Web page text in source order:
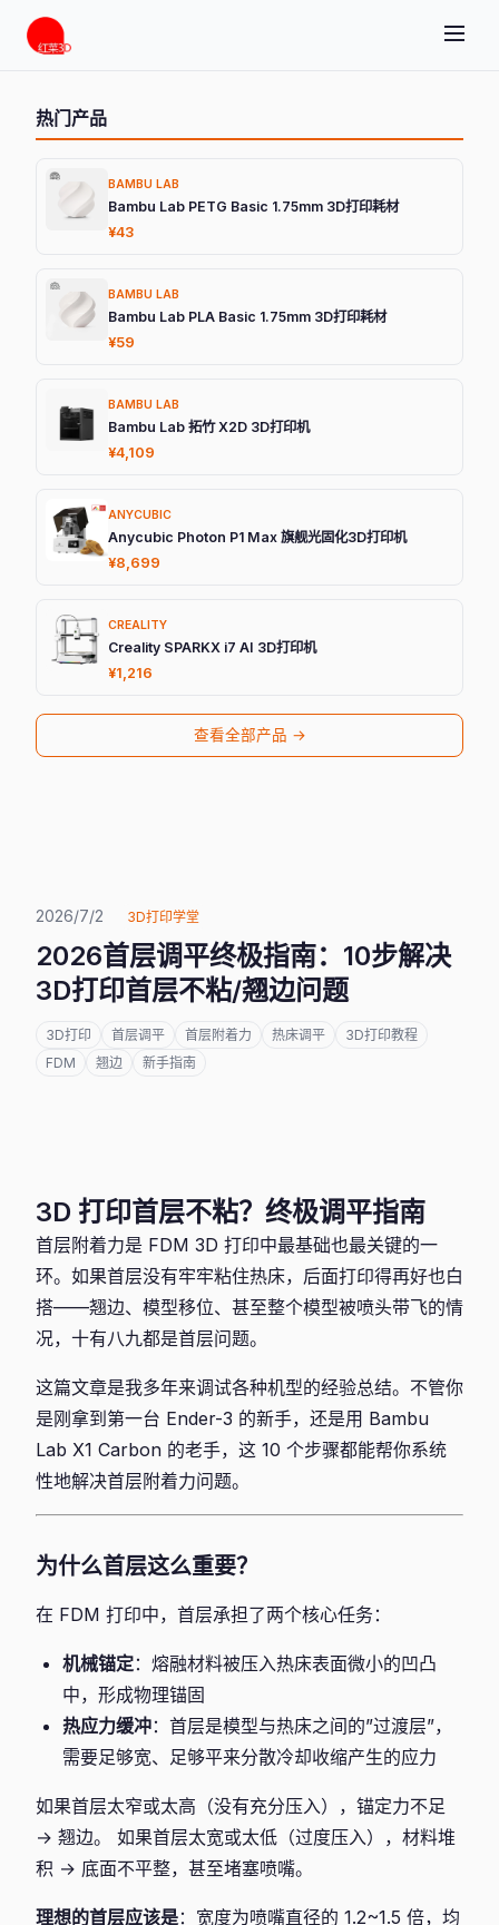
2026/7/2 3D打印学堂
2026首层调平终极指南：10步解决
3D打印首层不粘/翘边问题
3D打印 首层调平 首层附着力 热床调平
3D打印教程
FDM
翘边 新手指南
3D 打印首层不粘？终极调平指南
首层附着力是 FDM 3D 打印中最基础也最关键的一
环。如果首层没有牢牢粘住热床，后面打印得再好也白
搭——翘边、模型移位、甚至整个模型被喷头带飞的情
况，十有八九都是首层问题。
这篇文章是我多年来调试各种机型的经验总结。不管你
是刚拿到第一台 Ender-3 的新手，还是用 Bambu
Lab X1 Carbon 的老手，这 10 个步骤都能帮你系统
性地解决首层附着力问题。
为什么首层这么重要？
在 FDM 打印中，首层承担了两个核心任务：
机械锚定：熔融材料被压入热床表面微小的凹凸
中，形成物理锚固
热应力缓冲：首层是模型与热床之间的”过渡层”，
需要足够宽、足够平来分散冷却收缩产生的应力
如果首层太窄或太高（没有充分压入），锚定力不足
→ 翘边。 如果首层太宽或太低（过度压入），材料堆
积 → 底面不平整，甚至堵塞喷嘴。
理想的首层应该是：宽度为喷嘴直径的 1.2~1.5 倍，均
热门产品
BAMBU LAB
Bambu Lab PETG Basic 1.75mm 3D打印耗材
¥43
BAMBU LAB
Bambu Lab PLA Basic 1.75mm 3D打印耗材
¥59
BAMBU LAB
Bambu Lab 拓竹 X2D 3D打印机
¥4,109
ANYCUBIC
Anycubic Photon P1 Max 旗舰光固化3D打印机
¥8,699
CREALITY
Creality SPARKX i7 AI 3D打印机
¥1,216
查看全部产品 →